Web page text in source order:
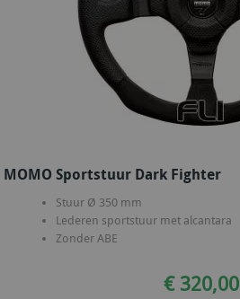
MOMO Sportstuur Dark Fighter
Stuur Ø 350 mm
Lederen sportstuur met alcantara
Zonder ABE
€ 320,00